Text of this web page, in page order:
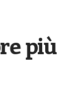
più